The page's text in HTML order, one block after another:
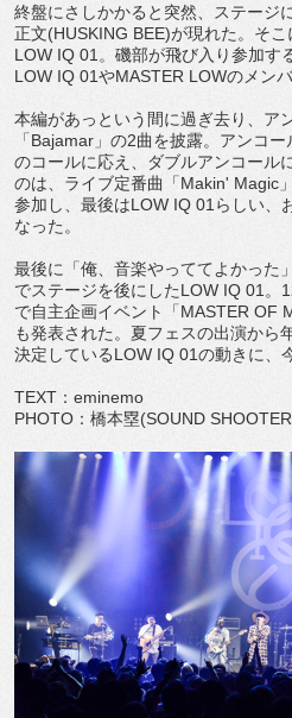
終盤にさしかかると突然、ステージ
正文(HUSKING BEE)が現れた。そこ
LOW IQ 01。磯部が飛び入り参加す
LOW IQ 01やMASTER LOWのメン
本編があっという間に過ぎ去り、ア
「Bajamar」の2曲を披露。アンコ
のコールに応え、ダブルアンコール
のは、ライブ定番曲「Makin' Magic
参加し、最後はLOW IQ 01らしい、
なった。
最後に「俺、音楽やっててよかった
でステージを後にしたLOW IQ 01。
で自主企画イベント「MASTER OF
も発表された。夏フェスの出演から
決定しているLOW IQ 01の動きに、
TEXT：eminemo
PHOTO：橋本塁(SOUND